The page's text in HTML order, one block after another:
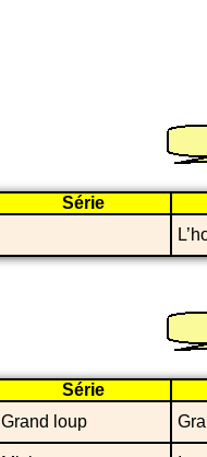
Série
Série
Grand loup